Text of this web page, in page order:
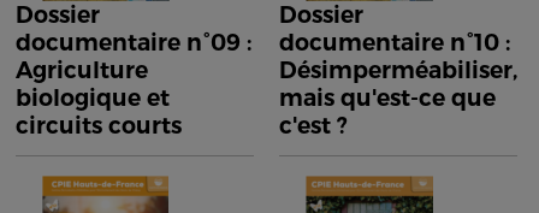
Dossier
documentaire n°09 :
Agriculture
biologique et
circuits courts
Dossier
documentaire n°10 :
Désimperméabiliser,
mais qu'est-ce que
c'est ?